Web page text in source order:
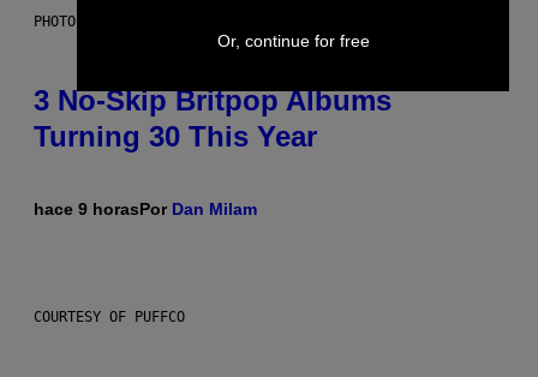
PHOTO BY NIELS VAN IPEREN/GETTY IMAGES
3 No-Skip Britpop Albums
Turning 30 This Year
hace 9 horasPor Dan Milam
COURTESY OF PUFFCO
Or, continue for free